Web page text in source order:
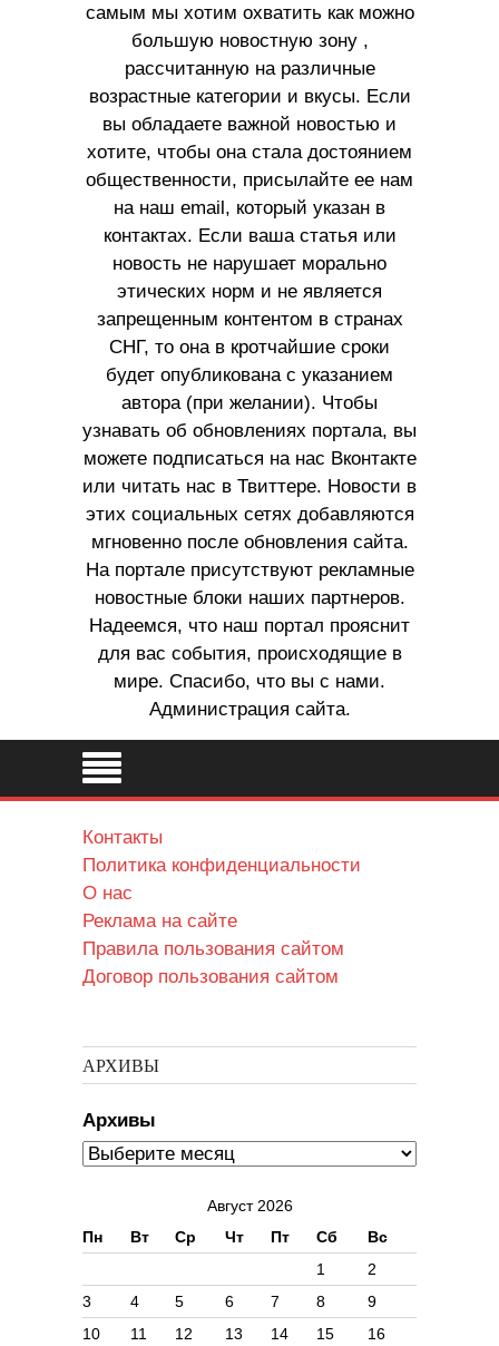
самым мы хотим охватить как можно
большую новостную зону ,
рассчитанную на различные
возрастные категории и вкусы. Если
вы обладаете важной новостью и
хотите, чтобы она стала достоянием
общественности, присылайте ее нам
на наш email, который указан в
контактах. Если ваша статья или
новость не нарушает морально
этических норм и не является
запрещенным контентом в странах
СНГ, то она в кротчайшие сроки
будет опубликована с указанием
автора (при желании). Чтобы
узнавать об обновлениях портала, вы
можете подписаться на нас Вконтакте
или читать нас в Твиттере. Новости в
этих социальных сетях добавляются
мгновенно после обновления сайта.
На портале присутствуют рекламные
новостные блоки наших партнеров.
Надеемся, что наш портал прояснит
для вас события, происходящие в
мире. Спасибо, что вы с нами.
Администрация сайта.
Контакты
Политика конфиденциальности
О нас
Реклама на сайте
Правила пользования сайтом
Договор пользования сайтом
АРХИВЫ
Архивы
Август 2026
Пн
Вт Ср Чт Пт Сб Вс
1
2
3
4 5 6 7 8
9
10
11 12 13 14 15
16